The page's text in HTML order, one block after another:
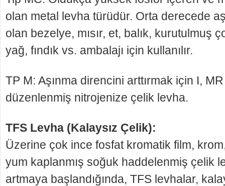
olan metal levha türüdür. Orta derecede
olan bezelye, mısır, et, balık, kurutulmuş
yağ, fındık vs. ambalajı için kullanılır.
TP M: Aşınma direncini arttırmak için I,
düzen­lenmiş nitrojenize çelik levha.
TFS Levha (Kalaysız Çelik):
Üzerine çok ince fosfat kromatik film,
yum kaplanmış soğuk haddelenmiş çelik
artmaya başlandığında, TFS levhalar,